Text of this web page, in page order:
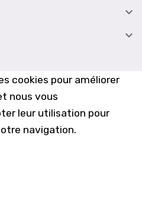
cookies pour améliorer
nous vous
leur utilisation pour
navigation.

